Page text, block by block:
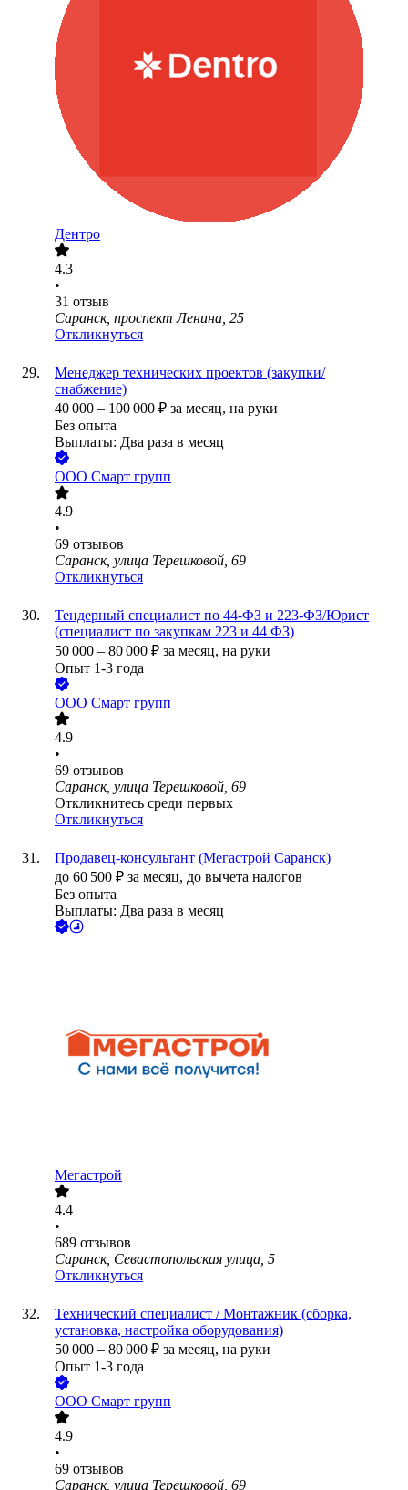
Дентро
4.3
•
31 отзыв
Саранск, проспект Ленина, 25
Откликнуться
Менеджер технических проектов (закупки/
снабжение)
40 000 – 100 000 ₽ за месяц, на руки
Без опыта
Выплаты: Два раза в месяц
ООО Смарт групп
4.9
•
69 отзывов
Саранск, улица Терешковой, 69
Откликнуться
Тендерный специалист по 44-ФЗ и 223-ФЗ/Юрист
(специалист по закупкам 223 и 44 ФЗ)
50 000 – 80 000 ₽ за месяц, на руки
Опыт 1-3 года
ООО Смарт групп
4.9
•
69 отзывов
Саранск, улица Терешковой, 69
Откликнитесь среди первых
Откликнуться
Продавец-консультант (Мегастрой Саранск)
до 60 500 ₽ за месяц, до вычета налогов
Без опыта
Выплаты: Два раза в месяц
Мегастрой
4.4
•
689 отзывов
Саранск, Севастопольская улица, 5
Откликнуться
Технический специалист / Монтажник (сборка,
установка, настройка оборудования)
50 000 – 80 000 ₽ за месяц, на руки
Опыт 1-3 года
ООО Смарт групп
4.9
•
69 отзывов
Саранск, улица Терешковой, 69